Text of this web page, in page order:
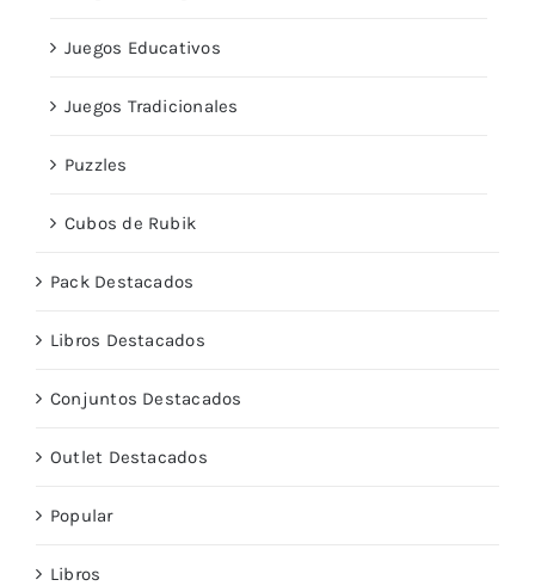
Juegos Educativos
Juegos Tradicionales
Puzzles
Cubos de Rubik
Pack Destacados
Libros Destacados
Conjuntos Destacados
Outlet Destacados
Popular
Libros